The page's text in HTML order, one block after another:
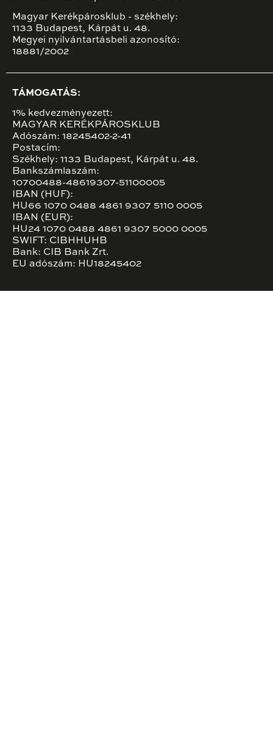
Magyar Kerékpárosklub - székhely:
1133 Budapest, Kárpát u. 48.
Megyei nyilvántartásbeli azonosító:
18881/2002
TÁMOGATÁS:
1% kedvezményezett:
MAGYAR KERÉKPÁROSKLUB
Adószám: 18245402-2-41
Postacím:
Székhely: 1133 Budapest, Kárpát u. 48.
Bankszámlaszám:
10700488-48619307-51100005
IBAN (HUF):
HU66 1070 0488 4861 9307 5110 0005
IBAN (EUR):
HU24 1070 0488 4861 9307 5000 0005
SWIFT: CIBHHUHB
Bank: CIB Bank Zrt.
EU adószám: HU18245402